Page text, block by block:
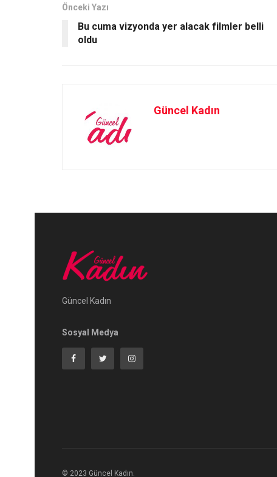
o
k
n
Önceki Yazı
Bu cuma vizyonda yer alacak filmler belli
oldu
Güncel Kadın
Güncel Kadın
Sosyal Medya
© 2023 Güncel Kadın.